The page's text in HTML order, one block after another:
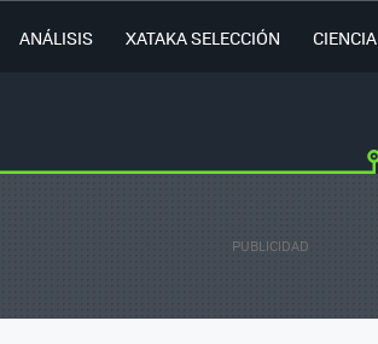
ANÁLISIS XATAKA SELECCIÓN CIENCIA